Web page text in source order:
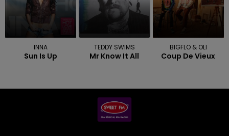
INNA
Sun Is Up
TEDDY SWIMS
Mr Know It All
BIGFLO & OLI
Coup De Vieux